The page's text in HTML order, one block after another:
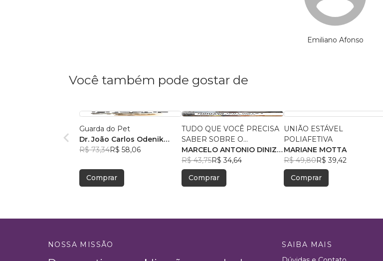
Emiliano Afonso
Você também pode gostar de
Guarda do Pet
Dr. João Carlos Odenik
Junior
R$ 73,34R$ 58,06
Comprar
TUDO QUE VOCÊ PRECISA
SABER SOBRE O
PROCESSO DE DIVÓRCIO
MARCELO ANTONIO DINIZ
RESENDE MACHADO
R$ 43,75R$ 34,64
Comprar
UNIÃO ESTÁVEL
POLIAFETIVA
MARIANE MOTTA
R$ 49,80R$ 39,42
Comprar
NOSSA MISSÃO
SAIBA MAIS